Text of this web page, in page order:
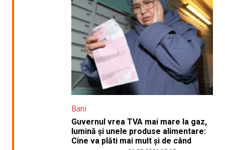
Bani
Guvernul vrea TVA mai mare la gaz,
lumină și unele produse alimentare:
Cine va plăti mai mult și de când